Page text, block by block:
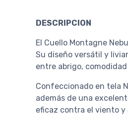
DESCRIPCION
El Cuello Montagne
Su diseño versátil y
entre abrigo,
Confeccionado en tela
además de una
eficaz contra el viento